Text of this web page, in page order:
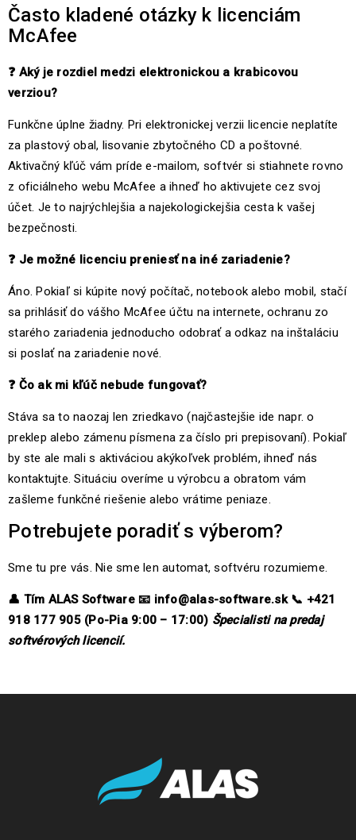
Často kladené otázky k licenciám
McAfee
❓ Aký je rozdiel medzi elektronickou a krabicovou
verziou?
Funkčne úplne žiadny. Pri elektronickej verzii licencie neplatíte
za plastový obal, lisovanie zbytočného CD a poštovné.
Aktivačný kľúč vám príde e-mailom, softvér si stiahnete rovno
z oficiálneho webu McAfee a ihneď ho aktivujete cez svoj
účet. Je to najrýchlejšia a najekologickejšia cesta k vašej
bezpečnosti.
❓ Je možné licenciu preniesť na iné zariadenie?
Áno. Pokiaľ si kúpite nový počítač, notebook alebo mobil, stačí
sa prihlásiť do vášho McAfee účtu na internete, ochranu zo
starého zariadenia jednoducho odobrať a odkaz na inštaláciu
si poslať na zariadenie nové.
❓ Čo ak mi kľúč nebude fungovať?
Stáva sa to naozaj len zriedkavo (najčastejšie ide napr. o
preklep alebo zámenu písmena za číslo pri prepisovaní). Pokiaľ
by ste ale mali s aktiváciou akýkoľvek problém, ihneď nás
kontaktujte. Situáciu overíme u výrobcu a obratom vám
zašleme funkčné riešenie alebo vrátime peniaze.
Potrebujete poradiť s výberom?
Sme tu pre vás. Nie sme len automat, softvéru rozumieme.
👤 Tím ALAS Software 📧 info@alas-software.sk 📞 +421
918 177 905 (Po-Pia 9:00 – 17:00) Špecialisti na predaj
softvérových licencií.